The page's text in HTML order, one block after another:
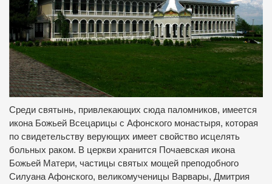
Среди святынь, привлекающих сюда паломников, имеется
икона Божьей Всецарицы с Афонского монастыря, которая
по свидетельству верующих имеет свойство исцелять
больных раком. В церкви хранится Почаевская икона
Божьей Матери, частицы святых мощей преподобного
Силуана Афонского, великомученицы Варвары, Дмитрия